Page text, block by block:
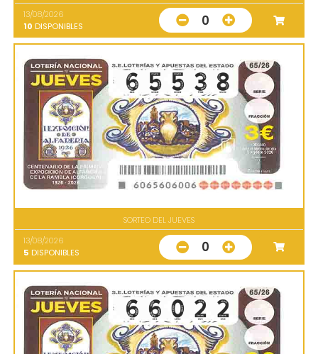
13/08/2026
10 DISPONIBLES 0
SORTEO DEL JUEVES
13/08/2026
5 DISPONIBLES 0